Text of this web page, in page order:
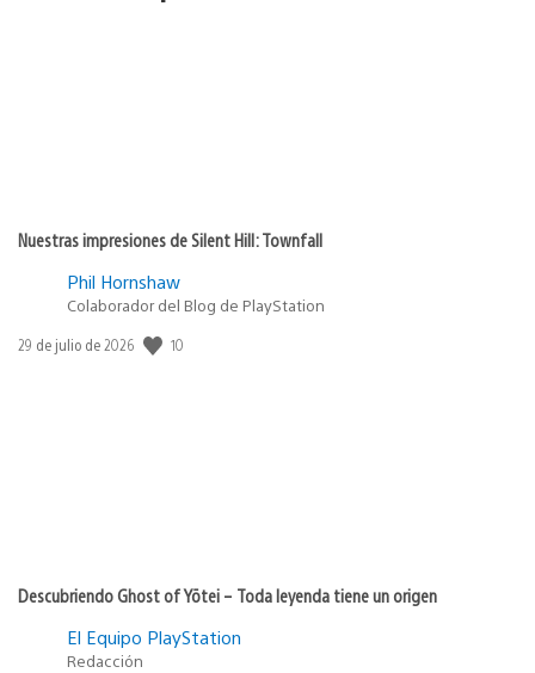
Nuestras impresiones de Silent Hill: Townfall
Phil Hornshaw
Colaborador del Blog de PlayStation
Fecha
29 de julio de 2026 10
Descubriendo Ghost of Yōtei – Toda leyenda tiene un origen
El Equipo PlayStation
Redacción